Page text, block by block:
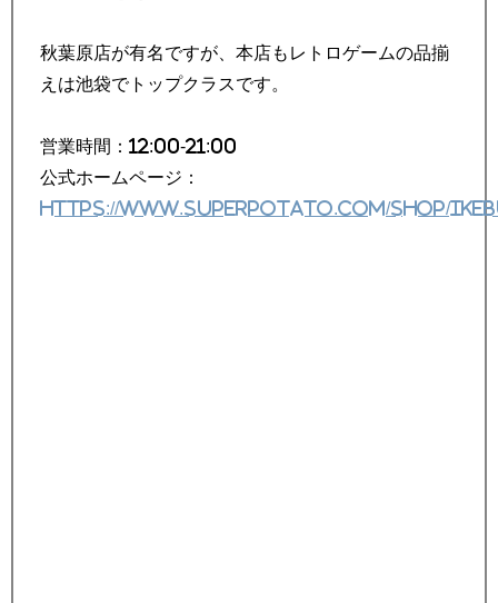
秋葉原店が有名ですが、本店もレトロゲームの品揃
えは池袋でトップクラスです。
営業時間：12:00-21:00
公式ホームページ：
https://www.superpotato.com/shop/